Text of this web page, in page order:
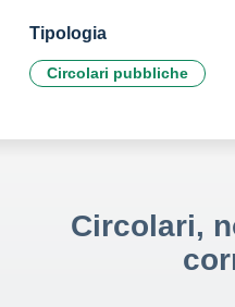
Tipologia
Circolari pubbliche
Circolari,